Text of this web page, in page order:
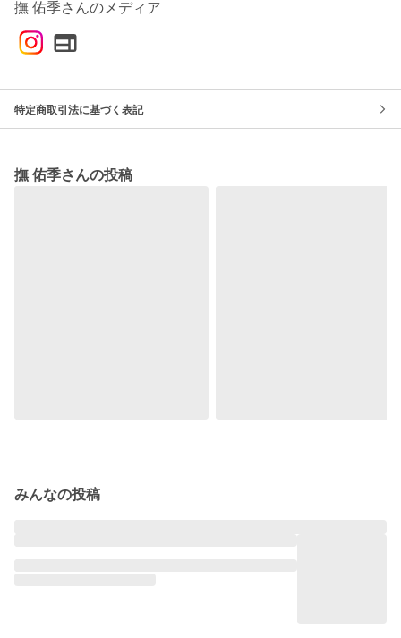
撫 佑季さんのメディア
特定商取引法に基づく表記
撫 佑季さんの投稿
みんなの投稿